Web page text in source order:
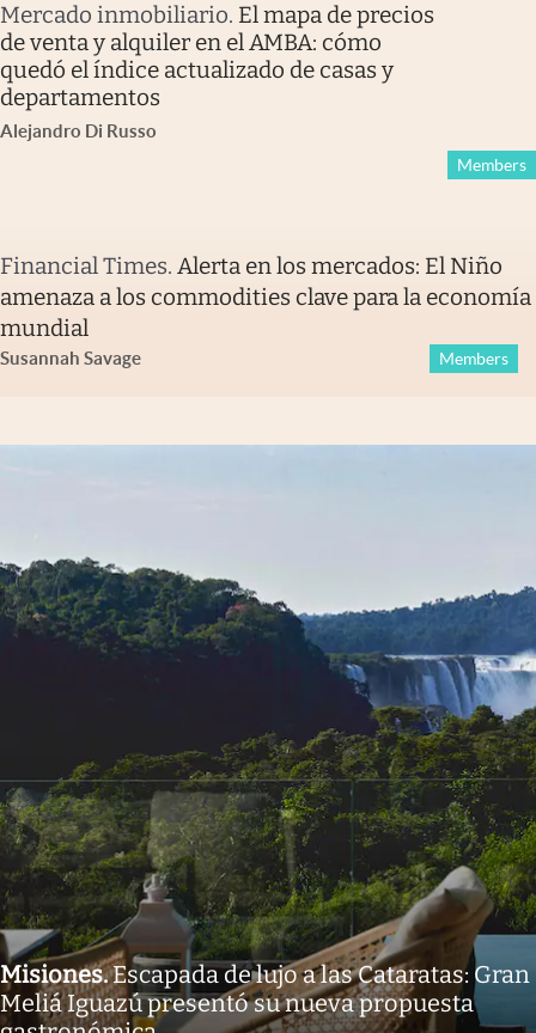
Mercado inmobiliario. El mapa de precios
de venta y alquiler en el AMBA: cómo
quedó el índice actualizado de casas y
departamentos
Alejandro Di Russo
Members
Financial Times. Alerta en los mercados: El Niño
amenaza a los commodities clave para la economía
mundial
Susannah Savage Members
Misiones.Escapada de lujo a las Cataratas: Gran
Meliá Iguazú presentó su nueva propuesta